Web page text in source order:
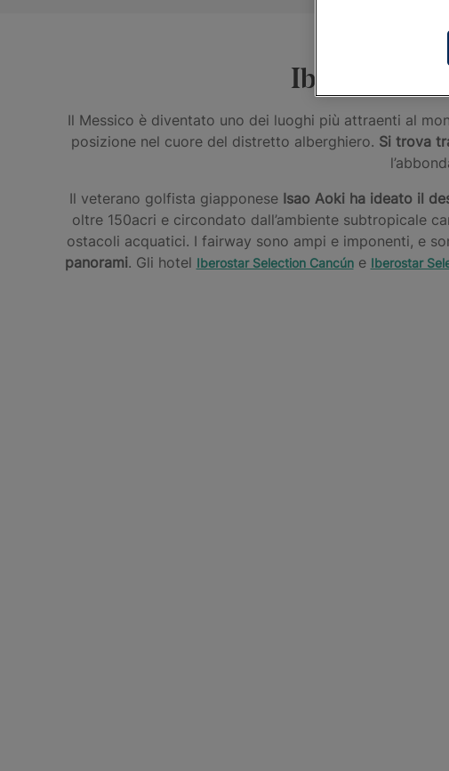
Iberostar
Il Messico è diventato uno dei luoghi più attraenti al
posizione nel cuore del distretto alberghiero. Si trova
Il veterano golfista giapponese Isao Aoki ha ideato il
oltre 150acri e circondato dall’ambiente subtropicale
ostacoli acquatici. I fairway sono ampi e imponenti, e
panorami. Gli hotel Iberostar Selection Cancúne Iberostar